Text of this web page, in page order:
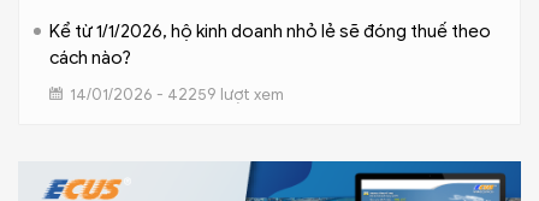
Kể từ 1/1/2026, hộ kinh doanh nhỏ lẻ sẽ đóng thuế theo
cách nào?
14/01/2026 - 42259 lượt xem